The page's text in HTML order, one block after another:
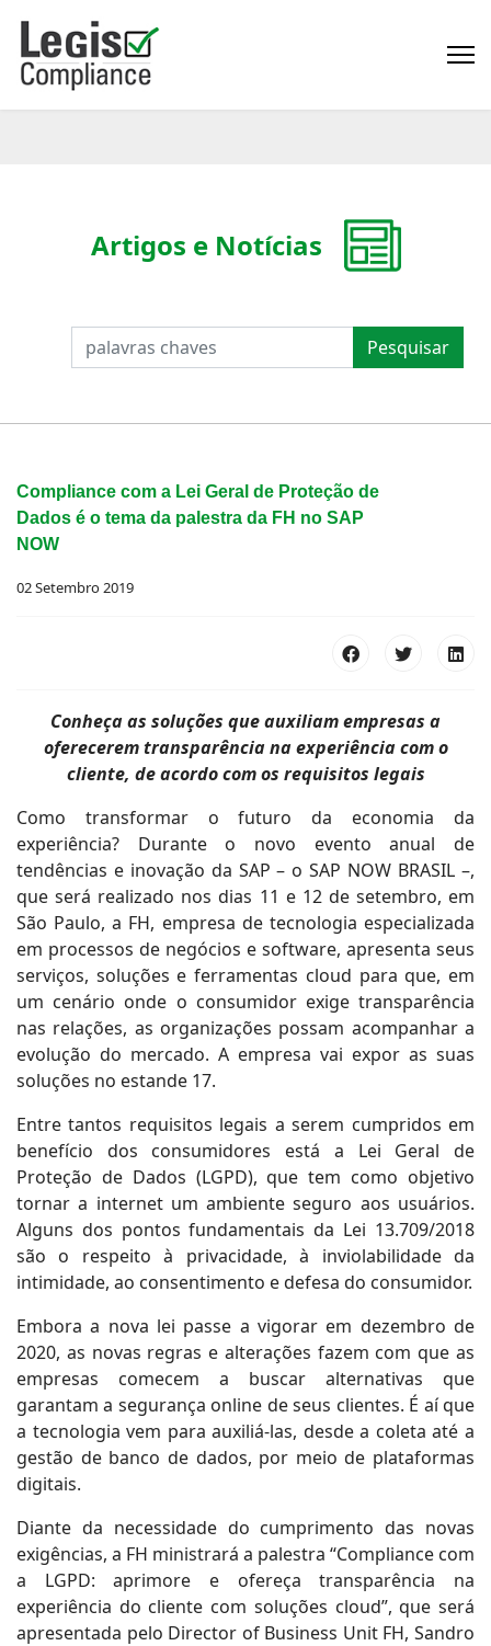
PESQUISAR Pesquisar
Artigos e Notícias
Compliance com a Lei Geral de Proteção de
Dados é o tema da palestra da FH no SAP
NOW
02 Setembro 2019
Conheça as soluções que auxiliam empresas a
oferecerem transparência na experiência com o
cliente, de acordo com os requisitos legais
Como transformar o futuro da economia da
experiência? Durante o novo evento anual de
tendências e inovação da SAP – o SAP NOW BRASIL –,
que será realizado nos dias 11 e 12 de setembro, em
São Paulo, a FH, empresa de tecnologia especializada
em processos de negócios e software, apresenta seus
serviços, soluções e ferramentas cloud para que, em
um cenário onde o consumidor exige transparência
nas relações, as organizações possam acompanhar a
evolução do mercado. A empresa vai expor as suas
soluções no estande 17.
Entre tantos requisitos legais a serem cumpridos em
benefício dos consumidores está a Lei Geral de
Proteção de Dados (LGPD), que tem como objetivo
tornar a internet um ambiente seguro aos usuários.
Alguns dos pontos fundamentais da Lei 13.709/2018
são o respeito à privacidade, à inviolabilidade da
intimidade, ao consentimento e defesa do consumidor.
Embora a nova lei passe a vigorar em dezembro de
2020, as novas regras e alterações fazem com que as
empresas comecem a buscar alternativas que
garantam a segurança online de seus clientes. É aí que
a tecnologia vem para auxiliá-las, desde a coleta até a
gestão de banco de dados, por meio de plataformas
digitais.
Diante da necessidade do cumprimento das novas
exigências, a FH ministrará a palestra “Compliance com
a LGPD: aprimore e ofereça transparência na
experiência do cliente com soluções cloud”, que será
apresentada pelo Director of Business Unit FH, Sandro